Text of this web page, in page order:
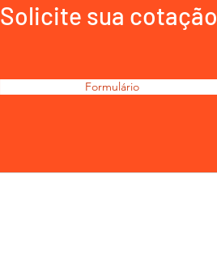
Solicite sua cotação
Formulário